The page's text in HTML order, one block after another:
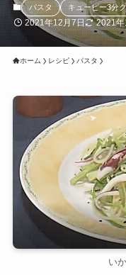
パスタ キューピー3分
2021年12月7日 2021
ホーム レシピ パスタ
い